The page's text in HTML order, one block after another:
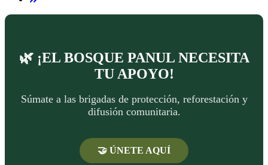
🌿 ¡EL BOSQUE PANUL NECESITA
TU APOYO!
Súmate a las brigadas de protección, reforestación y
difusión comunitaria.
🤝 ÚNETE AQUÍ